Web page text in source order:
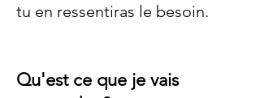
tu en ressentiras le besoin.
Qu'est ce que je vais